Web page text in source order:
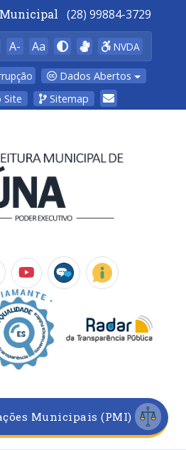
(28) 99884-3729
A- Aa NVDA
Dados Abertos
Sitemap
Municipais (PMI)